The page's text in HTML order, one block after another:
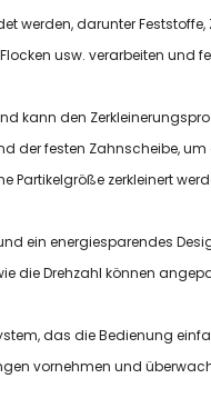
werden, darunter Feststoffe,
usw. verarbeiten und
kann den
der festen Zahnscheibe,
zerkleinert
ein energiesparendes
die Drehzahl können
das die Bedienung
vornehmen und